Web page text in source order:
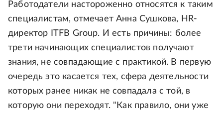
Работодатели настороженно относятся к таким
специалистам, отмечает Анна Сушкова, HR-
директор ITFB Group. И есть причины: более
трети начинающих специалистов получают
знания, не совпадающие с практикой. В первую
очередь это касается тех, сфера деятельности
которых ранее никак не совпадала с той, в
которую они переходят. "Как правило, они уже